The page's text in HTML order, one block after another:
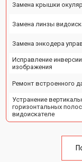
Замена крышки
Замена линзы
Замена энкодера
Исправление инверсии
изображения
Ремонт встроенного
Устранение
горизонтальных
видоискателе